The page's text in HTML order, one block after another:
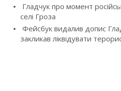
n
Гладчук про момент
селі Гроза
Фейсбук видалив допис
закликав ліквідувати